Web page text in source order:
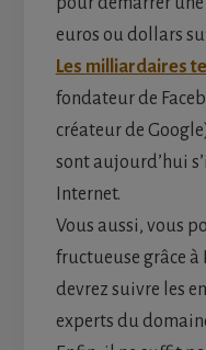
euros ou dollars
Les milliardaires
fondateur de
créateur de
sont aujourd’hui
Internet.
Vous aussi, vous
fructueuse grâce à
devrez suivre les
experts du